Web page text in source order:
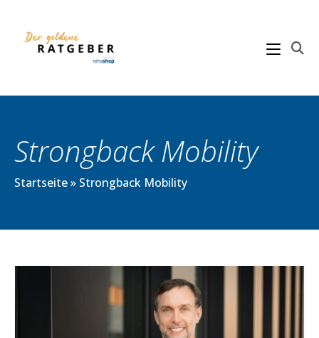
springen
Strongback Mobility
Startseite» Strongback Mobility